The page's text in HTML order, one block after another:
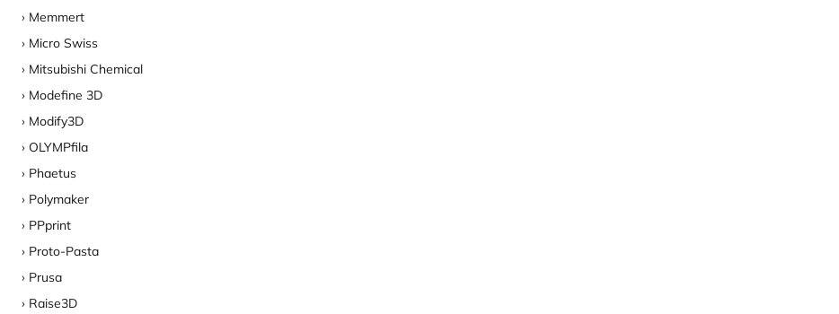
Memmert
Micro Swiss
Mitsubishi Chemical
Modefine 3D
Modify3D
OLYMPfila
Phaetus
Polymaker
PPprint
Proto-Pasta
Prusa
Raise3D